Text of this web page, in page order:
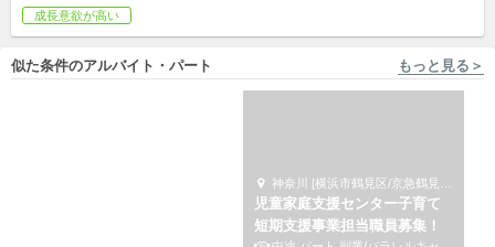
成長意欲が高い
似た条件のアルバイト・パート もっと見る＞
神奈川 [横浜市鶴見区/京急鶴見駅 徒歩2分] サードプレイス
児童家庭支援センター子育て
短期支援事業担当職員募集！